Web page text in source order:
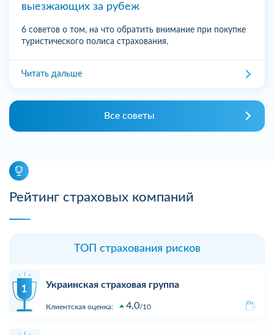
выезжающих за рубеж
6 советов о том, на что обратить внимание при покупке
туристического полиса страхования.
Читать дальше
Все советы
Рейтинг страховых компаний
ТОП страхования рисков
Украинская страховая группа
Клиентская оценка: 4,0 10